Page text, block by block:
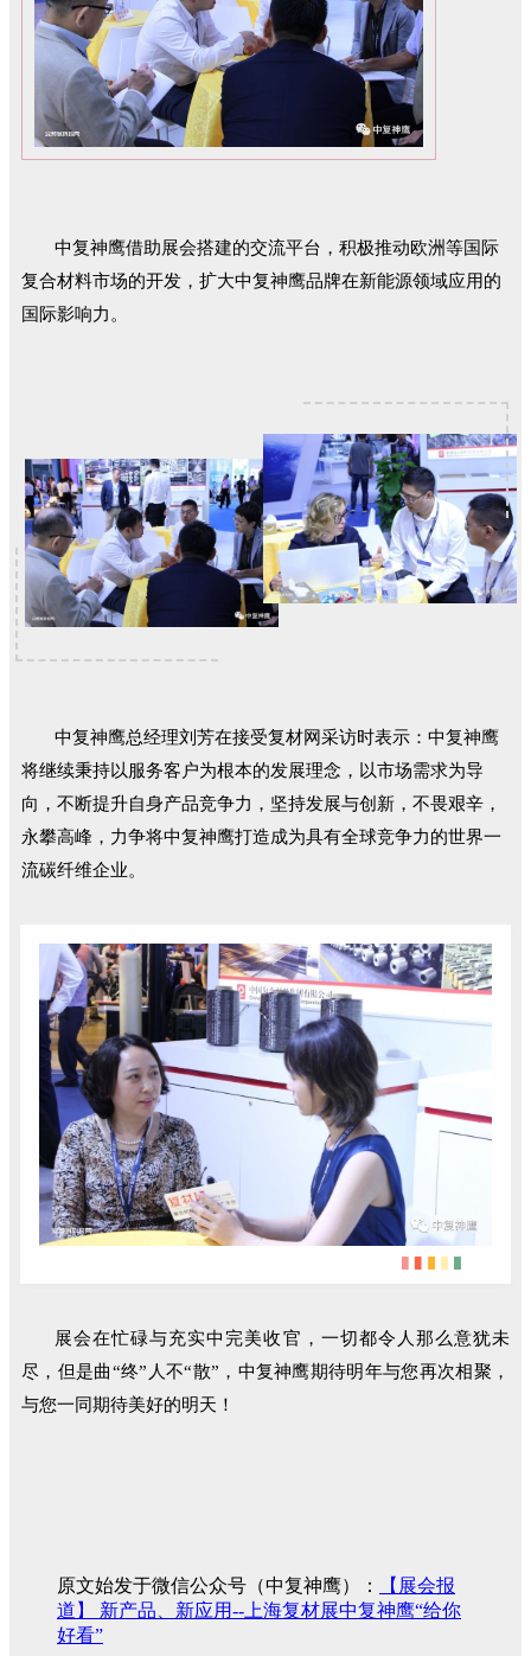
中复神鹰借助展会搭建的交流平台，积极推动欧洲等国际
复合材料市场的开发，扩大中复神鹰品牌在新能源领域应用的
国际影响力。
中复神鹰总经理刘芳在接受复材网采访时表示：中复神鹰
将继续秉持以服务客户为根本的发展理念，以市场需求为导
向，不断提升自身产品竞争力，坚持发展与创新，不畏艰辛，
永攀高峰，力争将中复神鹰打造成为具有全球竞争力的世界一
流碳纤维企业。
展会在忙碌与充实中完美收官，一切都令人那么意犹未
尽，但是曲“终”人不“散”，中复神鹰期待明年与您再次相聚，
与您一同期待美好的明天！
原文始发于微信公众号（中复神鹰）：
【展会报
道】 新产品、新应用--上海复材展中复神鹰“给你
好看”